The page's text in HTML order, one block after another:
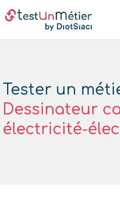
Tester un
Dessinateur
électricité-